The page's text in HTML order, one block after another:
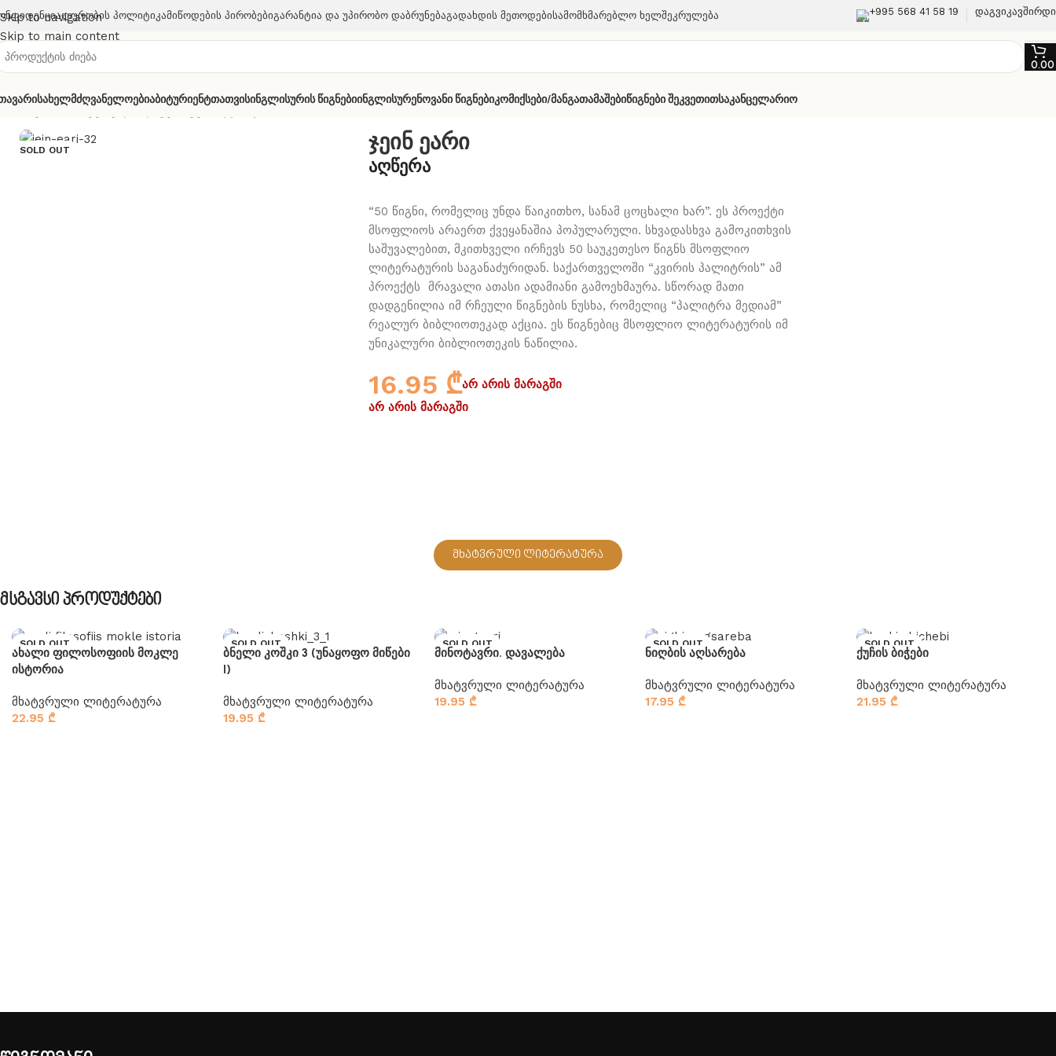
Skip to navigation
Skip to main content
ᲞოლიტიკაᲛიწოდების ᲞირობებიᲒარანტია Და Უპირობო ᲓაბრუნებაᲒადახდის ᲛეთოდებიᲡამომხმარებლო Ხელშეკრულება +995 568 41 58 19
0.00
ᲡახელმძღვანელოებიᲐბიტურიენტთათვისᲘნგლისურის ᲬიგნებიᲘნგლისურენოვანი ᲬიგნებიᲙომიქსები/მანგაᲗამაშებიᲬიგნები ᲨეკვეთითᲡაკანცელარიო
მთავარი მხატვრული ლიტერატურა ჯეინ ეარი
SOLD OUT ჯეინ ეარი
აღწერა
“50 წიგნი, რომელიც უნდა წაიკითხო, სანამ ცოცხალი ხარ”. ეს პროექტი
მსოფლიოს არაერთ ქვეყანაშია პოპულარული. სხვადასხვა გამოკითხვის
საშუვალებით, მკითხველი ირჩევს 50 საუკეთესო წიგნს მსოფლიო
ლიტერატურის საგანაძურიდან. საქართველოში “კვირის პალიტრის” ამ
პროექტს მრავალი ათასი ადამიანი გამოეხმაურა. სწორად მათი
დადგენილია იმ რჩეული წიგნების ნუსხა, რომელიც “პალიტრა მედიამ”
რეალურ ბიბლიოთეკად აქცია. ეს წიგნებიც მსოფლიო ლიტერატურის იმ
უნიკალური ბიბლიოთეკის ნაწილია.
16.95 ₾არ არის მარაგში
არ არის მარაგში
მხატვრული ლიტერატურა
Მსგავსი Პროდუქტები
SOLD OUT
ახალი ფილოსოფიის მოკლე
ისტორია
მხატვრული ლიტერატურა
22.95 ₾
SOLD OUT
ბნელი კოშკი 3 (უნაყოფო მიწები
I)
მხატვრული ლიტერატურა
19.95 ₾
SOLD OUT
მინოტავრი. დავალება
მხატვრული ლიტერატურა
19.95 ₾
SOLD OUT
ნიღბის აღსარება
მხატვრული ლიტერატურა
17.95₾
SOLD OUT
ქუჩის ბიჭები
მხატვრული ლიტერატურა
21.95₾